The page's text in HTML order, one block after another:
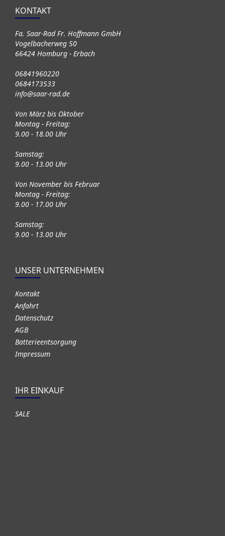
KONTAKT
Fa. Saar-Rad Fr. Hoffmann GmbH
Vogelbacherweg 50
66424 Homburg - Erbach
06841960220
0684173533
info@saar-rad.de
Von März bis Oktober
Montag - Freitag:
9.00 - 18.00 Uhr
Samstag:
9.00 - 13.00 Uhr
Von November bis Februar
Montag - Freitag:
9.00 - 17.00 Uhr
Samstag:
9.00 - 13.00 Uhr
UNSER UNTERNEHMEN
Kontakt
Anfahrt
Datenschutz
AGB
Batterieentsorgung
Impressum
IHR EINKAUF
SALE